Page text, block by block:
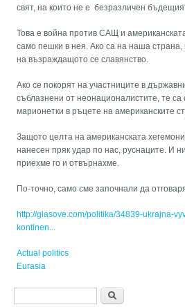
свят, на които не е безразличен
Това е война против САЩ и
само пешки в нея. Ако са на наша
на възраждащото се славянство.
Ако се покорят на участниците в
съблазнени от неонационалистите, те
марионетки в ръцете на американските
Защото целта на американската
нанесен пряк удар по нас, руснаците. И
приехме го и отвърнахме.
По-точно, само сме започнали да
http://glasove.com/politika/34839-ukrajna-
kontinen...
Actual politics
Eurasia
Форма за търсене